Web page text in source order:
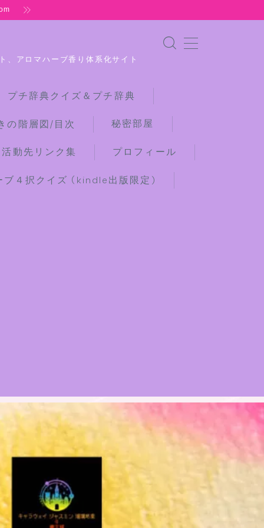
、アロマハーブ香り体系化サイト
チ辞典クイズ＆プチ辞典
の階層図/目次 秘密部屋
動先リンク集 プロフィール
４択クイズ (kindle出版限定)